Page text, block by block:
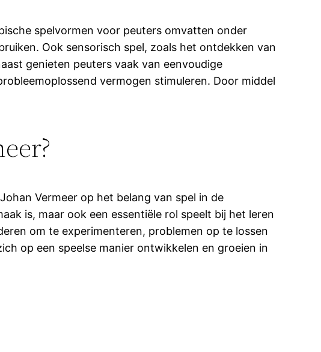
spelvormen voor peuters omvatten onder
Ook sensorisch spel, zoals het ontdekken van
genieten peuters vaak van eenvoudige
vermogen stimuleren. Door middel
Vermeer op het belang van spel in de
is, maar ook een essentiële rol speelt bij het leren
om te experimenteren, problemen op te lossen
op een speelse manier ontwikkelen en groeien in